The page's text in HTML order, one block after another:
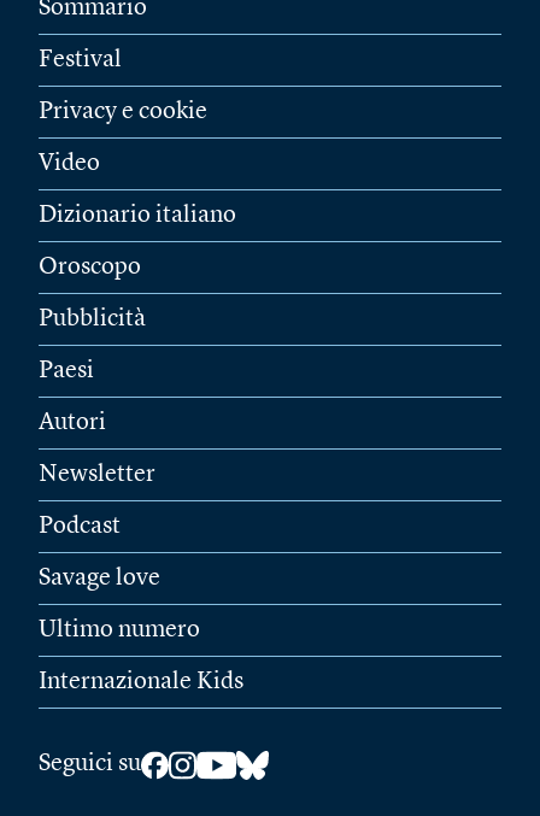
Sommario
Festival
Privacy e cookie
Video
Dizionario italiano
Oroscopo
Pubblicità
Paesi
Autori
Newsletter
Podcast
Savage love
Ultimo numero
Internazionale Kids
Seguici su